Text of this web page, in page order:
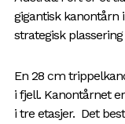
gigantisk kanontårn
strategisk
En 28 cm
i fjell. Kanontårnet
i tre etasjer. Det